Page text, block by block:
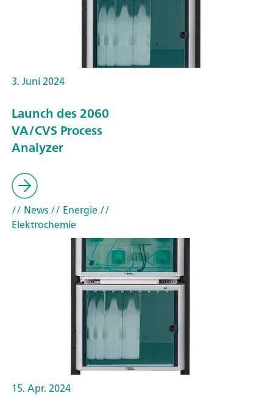
3. Juni 2024
Launch des 2060
VA/CVS Process
Analyzer
// News// Energie//
Elektrochemie
15. Apr. 2024